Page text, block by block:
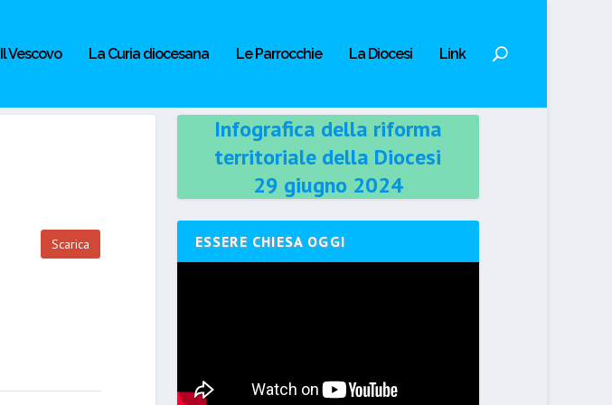
Il Vescovo La Curia diocesana Le Parrocchie La Diocesi Link
Scarica
Infografica della riforma
territoriale della Diocesi
29 giugno 2024
ESSERE CHIESA OGGI